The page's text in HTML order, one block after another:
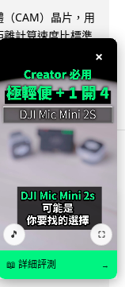
CAM）晶片，用
計算速度比標準
足 KIOXIA
×
🎵 ⛶
📖 詳細評測 →